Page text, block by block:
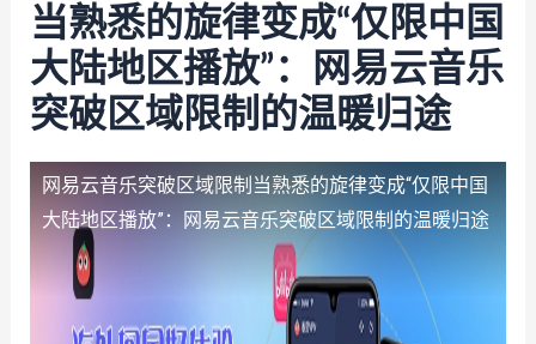
当熟悉的旋律变成“仅限中国
大陆地区播放”：网易云音乐
突破区域限制的温暖归途
网易云音乐突破区域限制 当熟悉的旋律变成“仅限中国
大陆地区播放”：网易云音乐突破区域限制的温暖归途